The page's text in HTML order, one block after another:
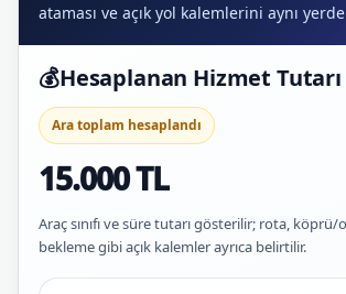
ataması ve açık yol kalemlerini aynı
💰Hesaplanan Hizmet Tutarı
Ara toplam hesaplandı
15.000 TL
Araç sınıfı ve süre tutarı gösterilir; rota,
bekleme gibi açık kalemler ayrıca belirtilir.